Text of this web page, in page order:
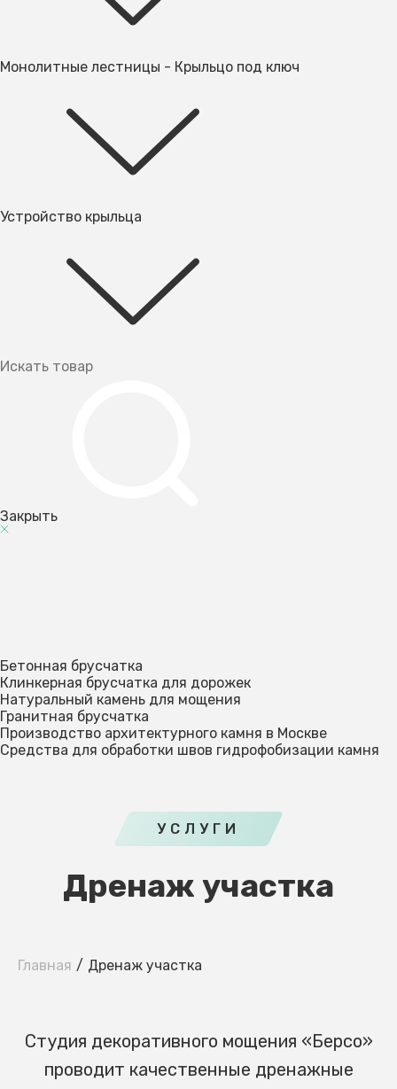
Монолитные лестницы - Крыльцо под ключ
Устройство крыльца
Закрыть
Бетонная брусчатка
Клинкерная брусчатка для дорожек
Натуральный камень для мощения
Гранитная брусчатка
Производство архитектурного камня в Москве
Средства для обработки швов гидрофобизации камня
УСЛУГИ
Дренаж участка
Главная Дренаж участка
Студия декоративного мощения «Берсо»
проводит качественные дренажные